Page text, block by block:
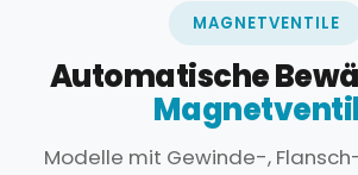
MAGNETVENTILE
Automatische
Modelle mit Gewinde-,